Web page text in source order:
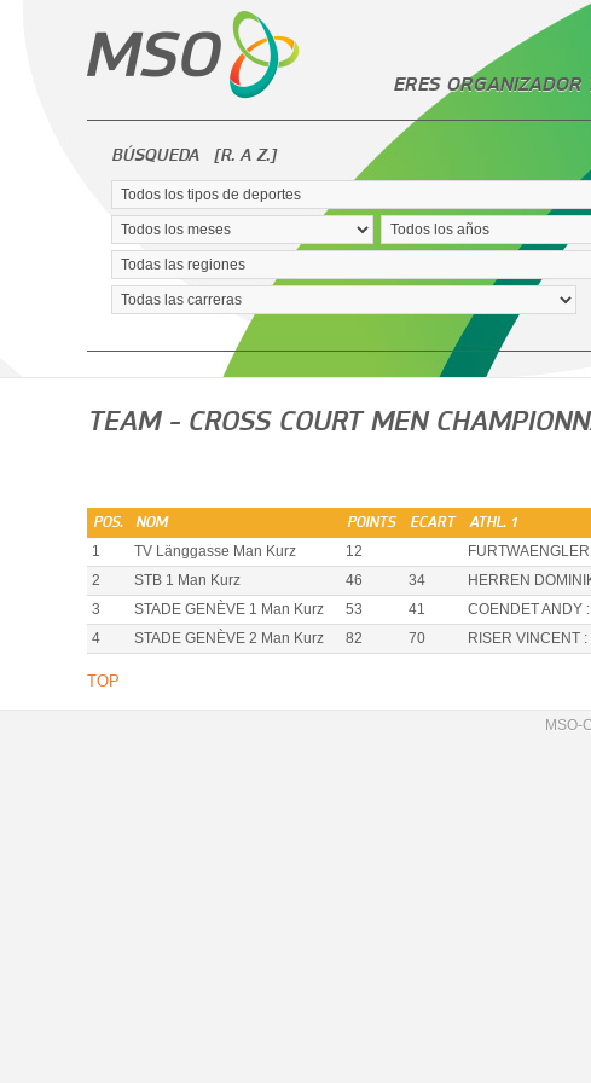
ERES ORGANIZADOR
BÚSQUEDA [R. A Z.]
TEAM - CROSS COURT MEN
POS. NOM POINTS ECART ATHL. 1
1 TV Länggasse Man Kurz 12
2
STB 1 Man Kurz 46 34 HERREN
3
STADE GENÈVE 1 Man Kurz 53 41 COENDET ANDY
4
STADE GENÈVE 2 Man Kurz 82 70 RISER VINCENT
TOP
MSO-